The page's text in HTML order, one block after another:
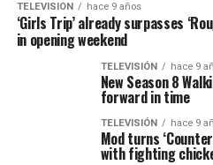
TELEVISIÓN hace 9 años
‘Girls Trip’ already surpasses
in opening weekend
TELEVISIÓN hace 9
New Season 8
forward in time
TELEVISIÓN hace 9
Mod turns
with fighting